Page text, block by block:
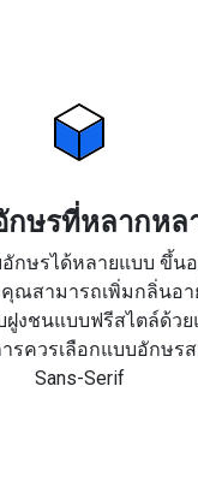
กษรที่หลากหล
กษรได้หลายแบบ ขึ้น
ณสามารถเพิ่มกลิ่นอา
งชนแบบฟรีสไตล์ด้วย
รควรเลือกแบบอักษร
Sans-Serif